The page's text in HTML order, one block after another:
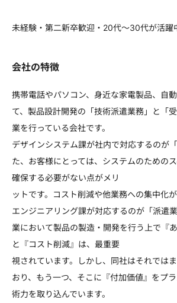
未経験・第二新卒歓迎・20代～30代が活躍
会社の特徴
携帯電話やパソコン、身近な家電製品、自
て、製品設計開発の「技術派遣業務」と「
業を行っている会社です。
デザインシステム課が社内で対応するのが
た、お客様にとっては、システムのための
確保する必要がない点がメリ
ットです。コスト削減や他業務への集中化が
エンジニアリング課が対応するのが「派遣
業において製品の製造・開発を行う上で『
と『コスト削減』は、最重要
視されています。しかし、同社はそれでは
おり、もう一つ、そこに『付加価値』をプ
術力を取り込んでいます。